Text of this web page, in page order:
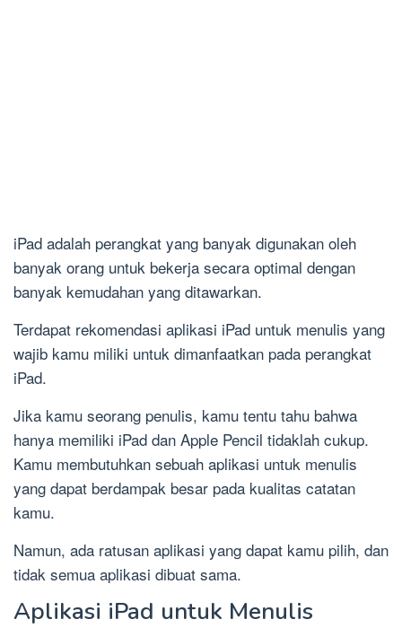
iPad adalah perangkat yang banyak digunakan oleh
banyak orang untuk bekerja secara optimal dengan
banyak kemudahan yang ditawarkan.
Terdapat rekomendasi aplikasi iPad untuk menulis yang
wajib kamu miliki untuk dimanfaatkan pada perangkat
iPad.
Jika kamu seorang penulis, kamu tentu tahu bahwa
hanya memiliki iPad dan Apple Pencil tidaklah cukup.
Kamu membutuhkan sebuah aplikasi untuk menulis
yang dapat berdampak besar pada kualitas catatan
kamu.
Namun, ada ratusan aplikasi yang dapat kamu pilih, dan
tidak semua aplikasi dibuat sama.
Aplikasi iPad untuk Menulis